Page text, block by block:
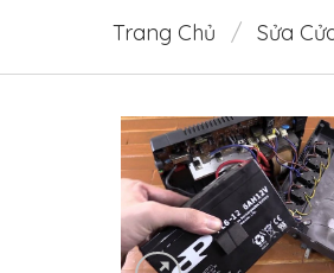
Trang Chủ / Sửa